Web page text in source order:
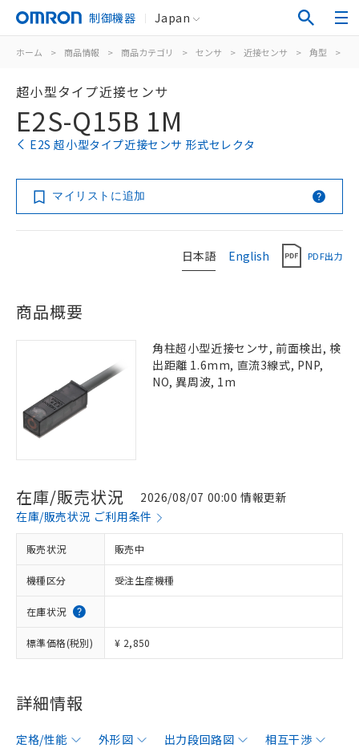
制御機器 Japan
ホーム > 商品情報 > 商品カテゴリ > センサ > 近接センサ > 角型 >
超小型タイプ近接センサ
E2S-Q15B 1M
E2S 超小型タイプ近接センサ 形式セレクタ
マイリストに追加
日本語 English PDF出力
商品概要
角柱超小型近接センサ, 前面検出, 検
出距離 1.6mm, 直流3線式, PNP,
NO, 異周波, 1m
在庫/販売状況
2026/08/07 00:00 情報更新
在庫/販売状況 ご利用条件
販売状況 販売中
機種区分 受注生産機種
在庫状況
標準価格(税別) ¥ 2,850
詳細情報
定格/性能 外形図 出力段回路図
相互干渉